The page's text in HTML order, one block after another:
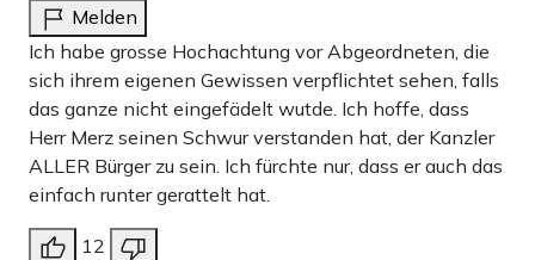
Melden
Ich habe grosse Hochachtung vor Abgeordneten, die
sich ihrem eigenen Gewissen verpflichtet sehen, falls
das ganze nicht eingefädelt wutde. Ich hoffe, dass
Herr Merz seinen Schwur verstanden hat, der Kanzler
ALLER Bürger zu sein. Ich fürchte nur, dass er auch das
einfach runter gerattelt hat.
12